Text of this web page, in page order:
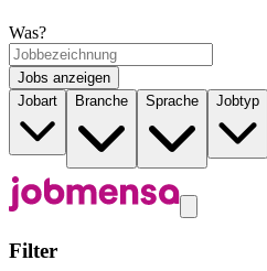
Was?
Jobs anzeigen
Jobart
Branche Sprache Jobtyp
Filter